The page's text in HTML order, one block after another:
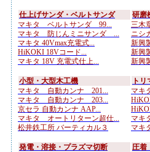
仕上げサンダ・ベルトサンダ
マキタ ベルトサンダ 99...
マキタ 防じんミニサンダ ...
マキタ 40Vmax充電式...
HiKOKI 18Vコード...
マキタ 18V 充電式仕上...
研磨
三木
ニシ
新興
新興
新興
小型・大型木工機
マキタ 自動カンナ 201...
マキタ 自動カンナ 203...
京セラ 自動カンナ AAP...
マキタ オートリターン超仕...
松井鉄工所 バーティカル３
ト
マキ
マキ
マキ
発電・溶接・プラズマ切断
圧着